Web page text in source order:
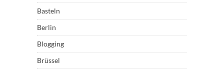
Basteln
Berlin
Blogging
Brüssel